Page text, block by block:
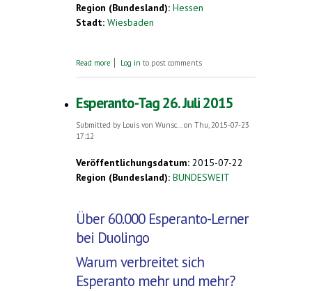
Region (Bundesland): Hessen
Stadt: Wiesbaden
Read more about Gibt es eigentlich Lieder in
Log in to post comments
Esperanto-Tag 26. Juli 2015
Submitted by Louis von Wunsc...
on Thu, 2015-07-23
17:12
Veröffentlichungsdatum: 2015-07-22
Region (Bundesland): BUNDESWEIT
Über 60.000 Esperanto-Lerner
bei Duolingo
Warum verbreitet sich
Esperanto mehr und mehr?